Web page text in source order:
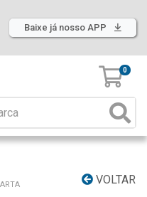
Baixe já nosso APP
0
VOLTAR